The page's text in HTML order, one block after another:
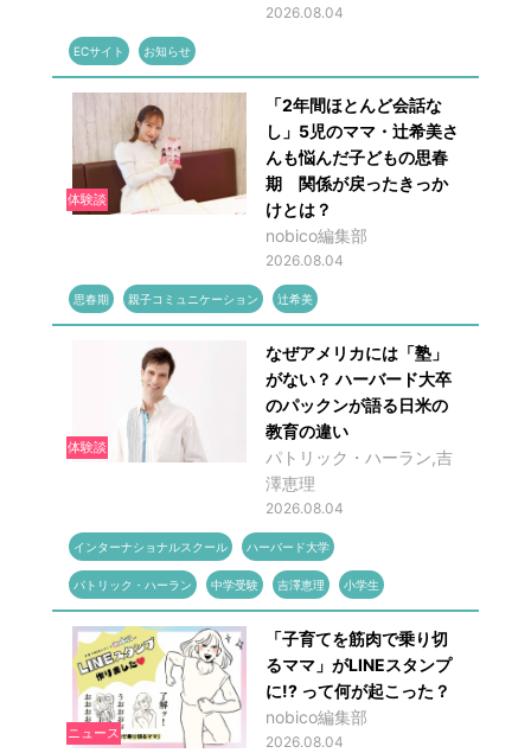
2026.08.04
ECサイト お知らせ
体験談
「2年間ほとんど会話な
し」5児のママ・辻希美さ
んも悩んだ子どもの思春
期 関係が戻ったきっか
けとは？
nobico編集部
2026.08.04
思春期 親子コミュニケーション 辻希美
体験談
なぜアメリカには「塾」
がない？ ハーバード大卒
のパックンが語る日米の
教育の違い
パトリック・ハーラン,吉
澤恵理
2026.08.04
インターナショナルスクール ハーバード大学
パトリック・ハーラン 中学受験 吉澤恵理 小学生
ニュース
「子育てを筋肉で乗り切
るママ」がLINEスタンプ
に!? って何が起こった？
nobico編集部
2026.08.04